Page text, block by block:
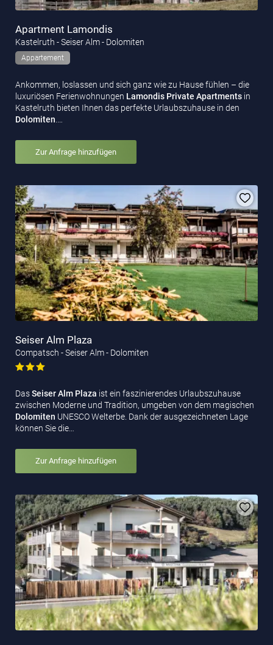
Apartment Lamondis
Kastelruth - Seiser Alm - Dolomiten
Appartement
Ankommen, loslassen und sich ganz wie zu Hause fühlen – die
luxuriösen Ferienwohnungen Lamondis Private Apartments in
Kastelruth bieten Ihnen das perfekte Urlaubszuhause in den
Dolomiten
Zur Anfrage hinzufügen
Seiser Alm Plaza
Compatsch - Seiser Alm - Dolomiten
DasSeiser Alm Plaza ist ein faszinierendes Urlaubszuhause
zwischen Moderne und Tradition, umgeben von dem magischen
Dolomiten UNESCO Welterbe. Dank der ausgezeichneten Lage
können Sie die…
Zur Anfrage hinzufügen